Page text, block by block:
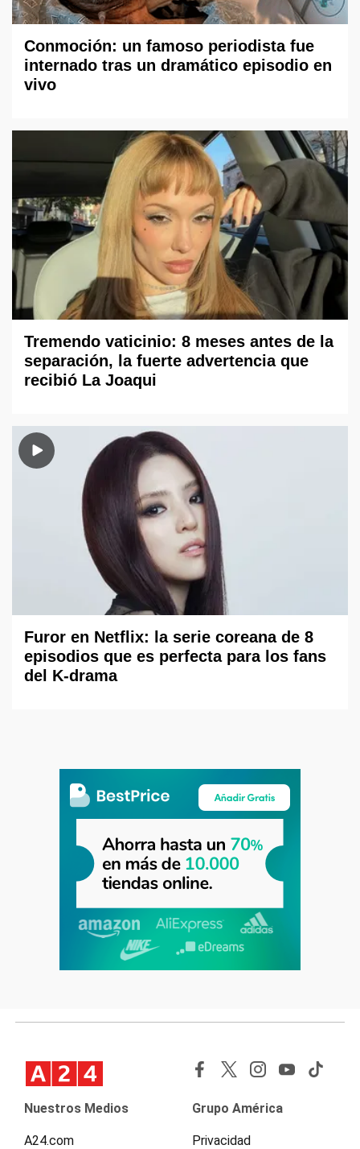
Conmoción: un famoso periodista fue
internado tras un dramático episodio en
vivo
Tremendo vaticinio: 8 meses antes de la
separación, la fuerte advertencia que
recibió La Joaqui
Furor en Netflix: la serie coreana de 8
episodios que es perfecta para los fans
del K-drama
Nuestros Medios
A24.com
Grupo América
Privacidad